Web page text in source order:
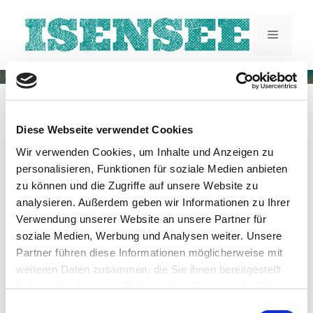
Diese Webseite verwendet Cookies
Wir verwenden Cookies, um Inhalte und Anzeigen zu
personalisieren, Funktionen für soziale Medien anbieten
zu können und die Zugriffe auf unsere Website zu
analysieren. Außerdem geben wir Informationen zu Ihrer
Verwendung unserer Website an unsere Partner für
soziale Medien, Werbung und Analysen weiter. Unsere
Partner führen diese Informationen möglicherweise mit
weiteren Daten zusammen, die Sie ihnen bereitgestellt
haben oder die sie im Rahmen Ihrer Nutzung der Dienste
Aktuelle Auswahl meiner
Veröffentlichungen & Events